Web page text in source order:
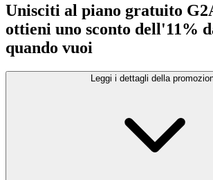
Unisciti al piano gratuito
ottieni uno sconto dell'11%
quando vuoi
Leggi i dettagli della